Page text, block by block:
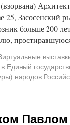
25, Засосенский
больше 200
Единый
народов